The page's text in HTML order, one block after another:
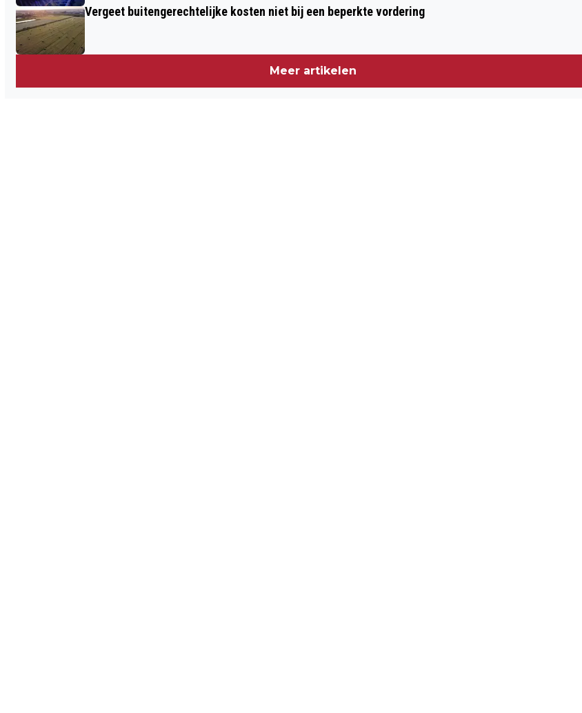
Vergeet buitengerechtelijke kosten niet bij een beperkte vordering
Meer artikelen